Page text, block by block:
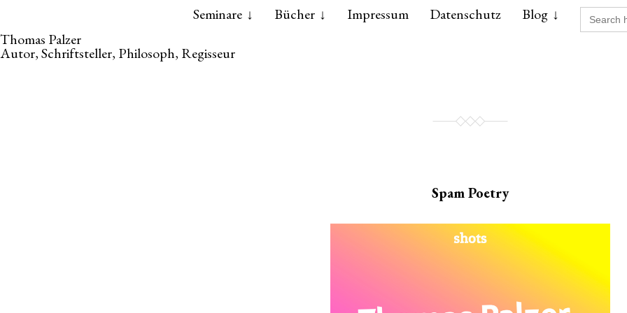
the
content
the
main
Seminare Bücher Impressum Datenschutz Blog Search
for:
Thomas Palzer
Autor, Schriftsteller, Philosoph, Regisseur
Spam Poetry